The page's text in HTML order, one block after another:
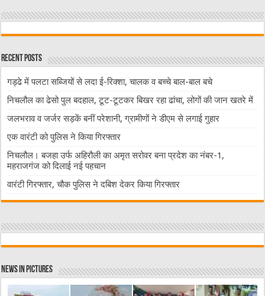
Recent Posts
गड्ढे में पलटा सब्जियों से लदा ई-रिक्शा, चालक व बच्चे बाल-बाल बचे
निचलौल का ढेसो पुल बदहाल, टूट-टूटकर बिखर रहा ढांचा, लोगों की जान खतरे में
जलभराव व जर्जर सड़कें बनीं परेशानी, ग्रामीणों ने डीएम से लगाई गुहार
एक वारंटी को पुलिस ने किया गिरफ्तार
निचलौल। बजहा उर्फ अहिरौली का अमृत सरोवर बना प्रदेश का नंबर-1,
महराजगंज को दिलाई नई पहचान
वारंटी गिरफ्तार, चौक पुलिस ने दबिश देकर किया गिरफ्तार
News in Pictures